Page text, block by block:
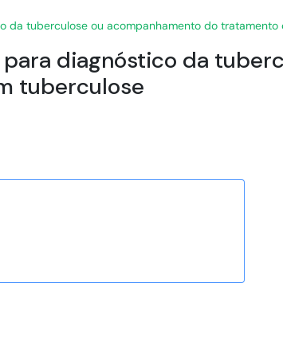
da tuberculose ou acompanhamento do
diagnóstico da
tuberculose